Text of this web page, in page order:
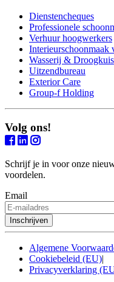
Dienstencheques
Professionele
Verhuur hoogwerkers
Interieurschoonmaak
Wasserij & Droogkuis
Uitzendbureau
Exterior Care
Group-f Holding
Volg ons!
Schrijf je in voor onze
voordelen.
Email
Algemene
Cookiebeleid (EU)|
Privacyverklaring